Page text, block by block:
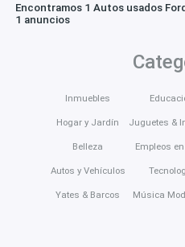
Encontramos 1 Autos usados
1 anuncios
Inmuebles
Hogar y Jardín
Belleza
Autos y Vehículos
Yates & Barcos
Juguetes &
Empleos
Música